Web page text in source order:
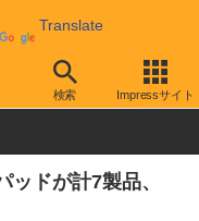
Translate
検索 Impressサイト
パッド その他
ドが計7製品、